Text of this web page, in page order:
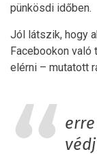
pünkösdi időben.
Jól látszik, hogy
Facebookon
elérni – mutatott